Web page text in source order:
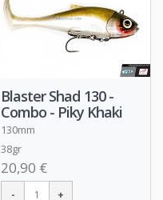
Blaster Shad 130 -
Combo - Piky Khaki
130mm
38gr
20,90 €